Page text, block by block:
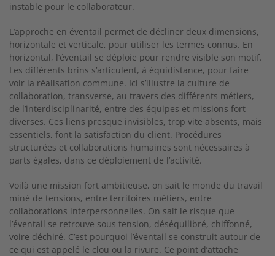
instable pour le collaborateur.
L’approche en éventail permet de décliner deux dimensions,
horizontale et verticale, pour utiliser les termes connus. En
horizontal, l’éventail se déploie pour rendre visible son motif.
Les différents brins s’articulent, à équidistance, pour faire
voir la réalisation commune. Ici s’illustre la culture de
collaboration, transverse, au travers des différents métiers,
de l’interdisciplinarité, entre des équipes et missions fort
diverses. Ces liens presque invisibles, trop vite absents, mais
essentiels, font la satisfaction du client. Procédures
structurées et collaborations humaines sont nécessaires à
parts égales, dans ce déploiement de l’activité.
Voilà une mission fort ambitieuse, on sait le monde du travail
miné de tensions, entre territoires métiers, entre
collaborations interpersonnelles. On sait le risque que
l’éventail se retrouve sous tension, déséquilibré, chiffonné,
voire déchiré. C’est pourquoi l’éventail se construit autour de
ce qui est appelé le clou ou la rivure. Ce point d’attache